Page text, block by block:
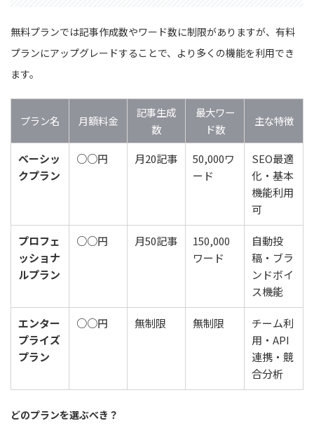
無料プランでは記事作成数やワード数に制限がありますが、有料
プランにアップグレードすることで、より多くの機能を利用でき
ます。
プラン名 月額料金
記事生成
数
最大ワー
ド数
主な特徴
ベーシッ
クプラン
○○円 月20記事
50,000ワ
ード
SEO最適
化・基本
機能利用
可
プロフェ
ッショナ
ルプラン
○○円 月50記事
150,000
ワード
自動投
稿・ブラ
ンドボイ
ス機能
エンター
プライズ
プラン
○○円 無制限 無制限
チーム利
用・API
連携・競
合分析
どのプランを選ぶべき？